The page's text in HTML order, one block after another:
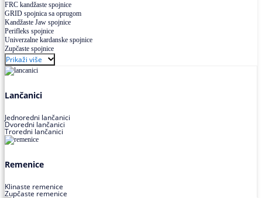
FRC kandžaste spojnice
GRID spojnica sa oprugom
Kandžaste Jaw spojnice
Perifleks spojnice
Univerzalne kardanske spojnice
Zupčaste spojnice
Prikaži više
Lančanici
Jednoredni lančanici
Dvoredni lančanici
Troredni lančanici
Remenice
Klinaste remenice
Zupčaste remenice